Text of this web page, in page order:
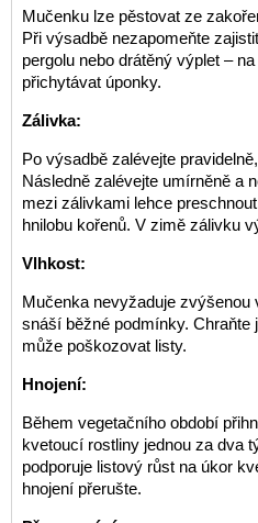
Mučenku lze pěstovat ze
Při výsadbě nezapomeňte
pergolu nebo drátěný výplet –
přichytávat úponky.
Zálivka:
Po výsadbě zalévejte
Následně zalévejte umírněně a
mezi zálivkami lehce
hnilobu kořenů. V zimě zálivku
Vlhkost:
Mučenka nevyžaduje zvýšenou
snáší běžné podmínky.
může poškozovat listy.
Hnojení:
Během vegetačního období
kvetoucí rostliny jednou za dva
podporuje listový růst na úkor
hnojení přerušte.